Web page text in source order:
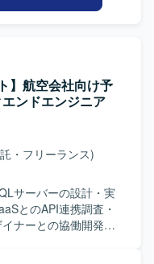
】航空会社向け予
ンドエンジニア
・フリーランス)
サーバーの設計・実
とのAPI連携調査・
ナーとの協働開発を